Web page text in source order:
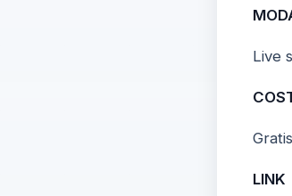
Live
Gratis
LINK